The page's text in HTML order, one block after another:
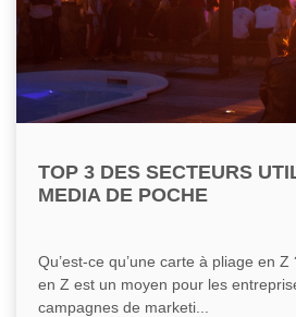
TOP 3 DES SECTEURS
MEDIA DE POCHE
Qu’est-ce qu’une carte à pliage en
en Z est un moyen pour les
campagnes de marketi...